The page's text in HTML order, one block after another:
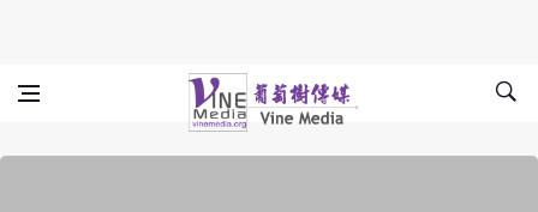
Vine Media
葡萄樹傳媒